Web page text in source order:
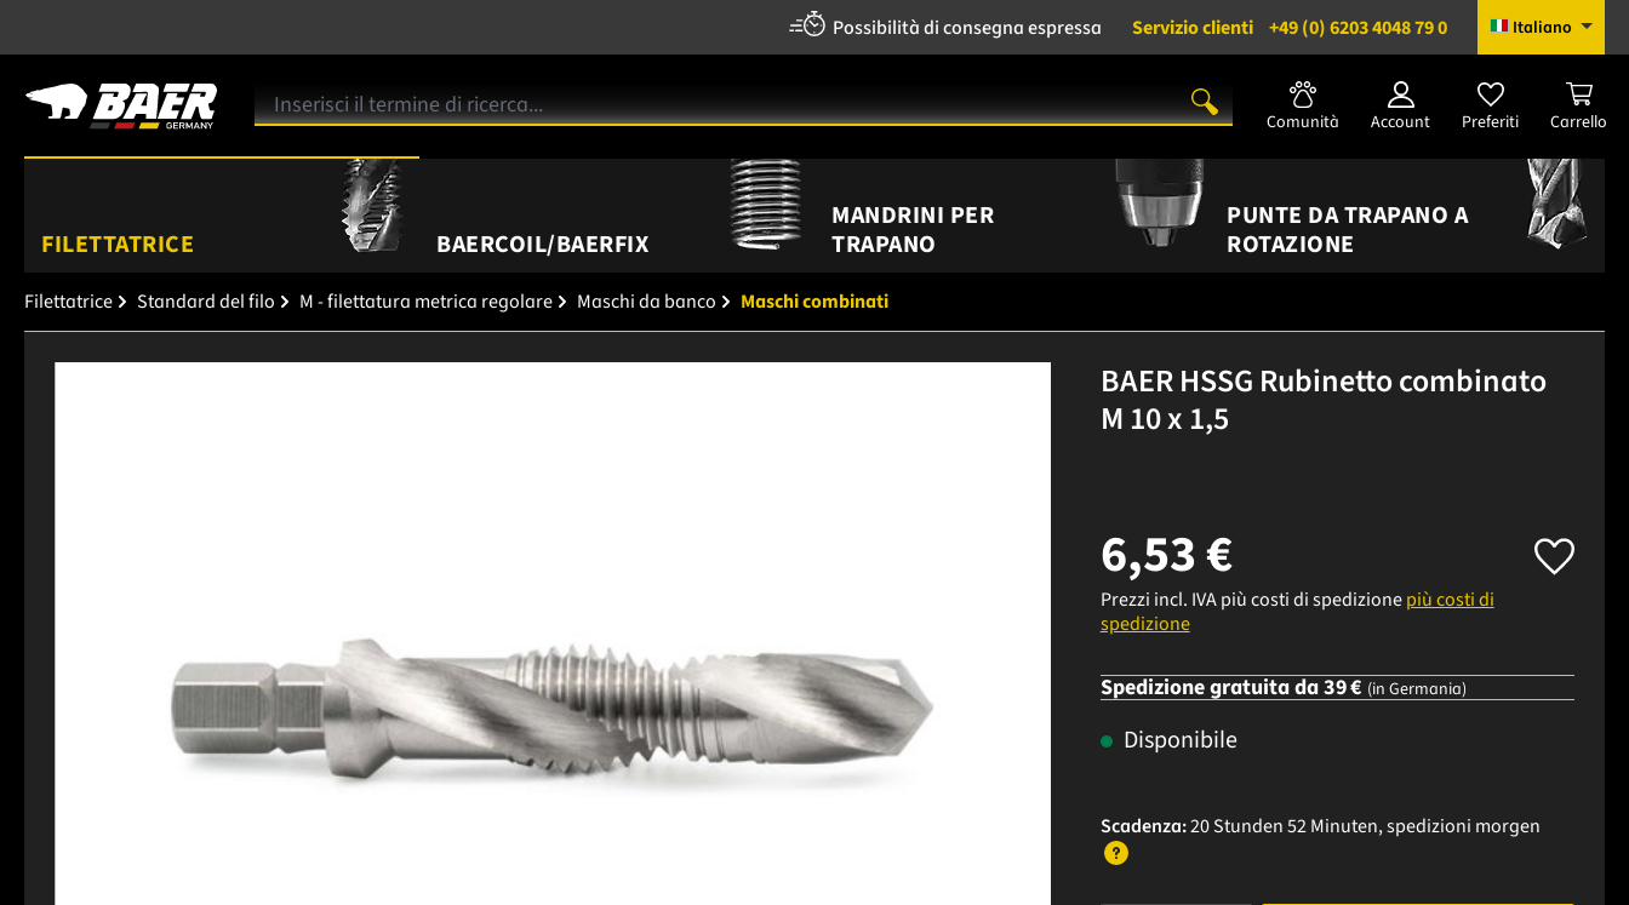
Possibilità di consegna espressa Servizio clienti +49 (0) 6203 4048 79 0 Italiano
Comunità Account Preferiti Carrello
FILETTATRICE BAERCOIL/BAERFIX
MANDRINI PER
TRAPANO
PUNTE DA TRAPANO A
ROTAZIONE
Filettatrice Standard del filo M - filettatura metrica regolare Maschi da banco Maschi combinati
BAER HSSG Rubinetto combinato
M 10 x 1,5
6,53 €
Prezzi incl. IVA più costi di spedizionepiù costi di
spedizione
Spedizione gratuita da 39 € (in Germania)
Disponibile
Scadenza:20 Stunden 52 Minuten, spedizioni morgen